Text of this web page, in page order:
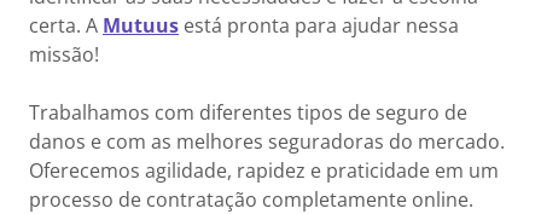
certa. A Mutuus está pronta para ajudar nessa
missão!
Trabalhamos com diferentes tipos de seguro de
danos e com as melhores seguradoras do mercado.
Oferecemos agilidade, rapidez e praticidade em um
processo de contratação completamente online.